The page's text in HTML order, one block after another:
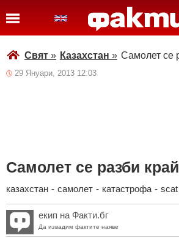
Свят » Казахстан » Самолет се
29 Януари, 2013 12:03
Самолет се разби
казахстан - самолет - катастрофа - scat
екип на Факти.бг
Да извадим фактите наяве